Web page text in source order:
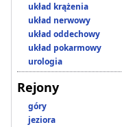
układ krążenia
układ nerwowy
układ oddechowy
układ pokarmowy
urologia
Rejony
góry
jeziora